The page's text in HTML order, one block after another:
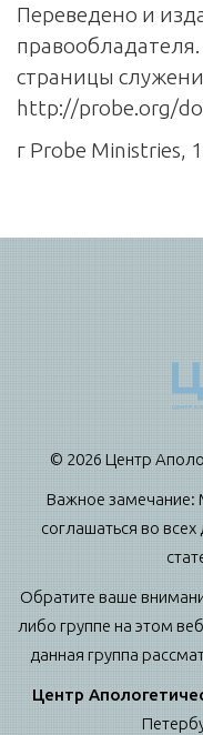
Переведено и
страницы
http://probe.org/
г Probe Ministries,
© 2026 Центр
Важное замечание:
соглашаться во
Обратите ваше
либо группе на этом
данная группа
Центр